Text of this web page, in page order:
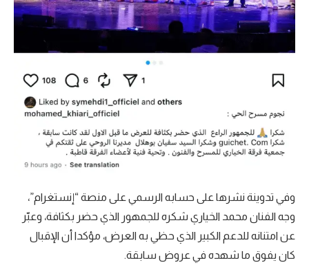
وفي تدوينة نشرها على حسابه الرسمي على منصة “إنستغرام”،
وجه الفنان محمد الخياري شكره للجمهور الذي حضر بكثافة، وعبّر
عن امتنانه للدعم الكبير الذي حظي به العرض، مؤكدا أن الإقبال
كان يفوق ما شهده في عروض سابقة.